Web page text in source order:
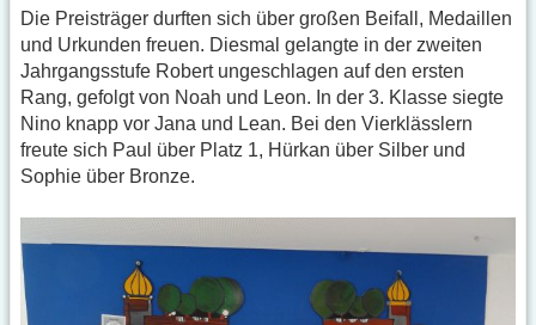
Die Preisträger durften sich über großen Beifall, Medaillen
und Urkunden freuen. Diesmal gelangte in der zweiten
Jahrgangsstufe Robert ungeschlagen auf den ersten
Rang, gefolgt von Noah und Leon. In der 3. Klasse siegte
Nino knapp vor Jana und Lean. Bei den Vierklässlern
freute sich Paul über Platz 1, Hürkan über Silber und
Sophie über Bronze.